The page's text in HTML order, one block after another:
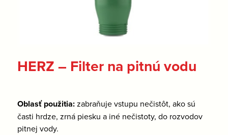
HERZ – Filter na pitnú vodu
Oblasť použitia:zabraňuje vstupu nečistôt, ako sú
časti hrdze, zrná piesku a iné nečistoty, do rozvodov
pitnej vody.